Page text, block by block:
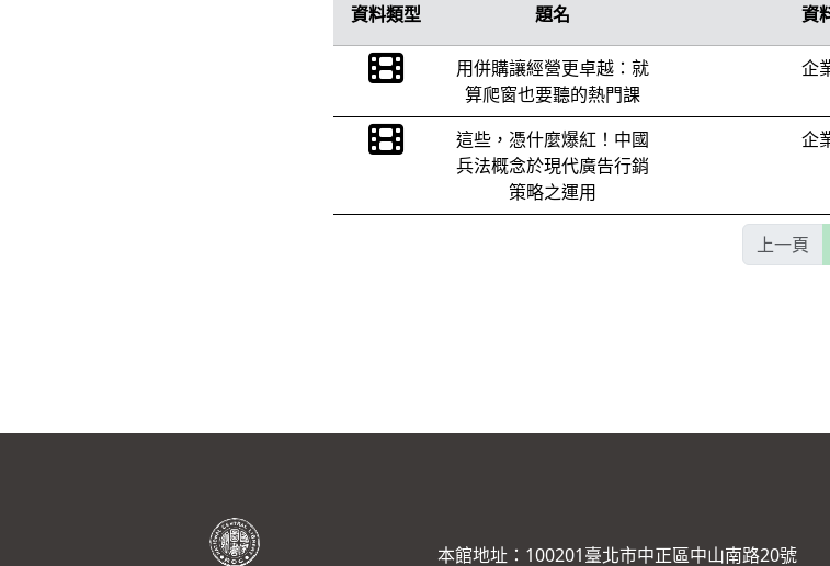
資料類型 題名 資
用併購讓經營更卓越：就
算爬窗也要聽的熱門課
企
這些，憑什麼爆紅！中國
兵法概念於現代廣告行銷
策略之運用
企
上一頁
本館地址：100201臺北市中正區中山南路20號